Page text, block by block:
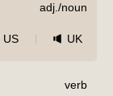
adj./noun
US UK
verb